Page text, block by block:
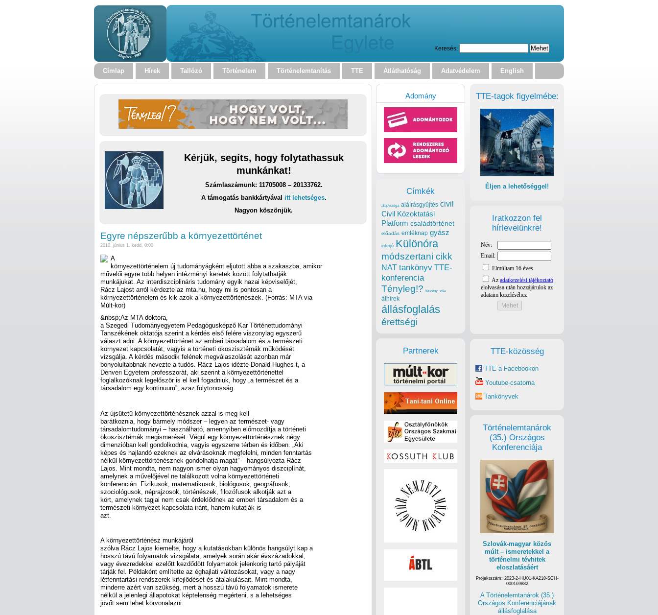
Keresés:
Címlap Hírek Tallózó Történelem Történelemtanítás TTE Átláthatóság Adatvédelem English
Kérjük, segíts, hogy folytathassuk
munkánkat!
Számlaszámunk: 11705008 – 20133762.
A támogatás bankkártyával itt lehetséges.
Nagyon köszönjük.
Egyre népszerűbb a környezettörténet
2010. június 1. kedd, 0:00
A
környezettörténelem új tudományágként eljutott abba a szakaszba, amikor
művelői egyre több helyen intézményi keretek között folytathatják
munkájukat. Az interdiszciplináris tudomány egyik hazai képviselőjét,
Rácz Lajost arról kérdezte az mta.hu, hogy mi is pontosan a
környezettörténelem és kik azok a környezettörténészek. (Forrás: MTA via
Múlt-kor)
&nbsp;Az MTA doktora,
a Szegedi Tudományegyetem Pedagógusképző Kar Történettudományi
Tanszékének oktatója szerint a kérdés első felére viszonylag egyszerű
választ adni. A környezettörténet az emberi társadalom és a természeti
környezet kapcsolatát, vagyis a történeti ökoszisztémák működését
vizsgálja. A kérdés második felének megválaszolását azonban már
bonyolultabbnak nevezte a tudós. Rácz Lajos idézte Donald Hughes-t, a
Denveri Egyetem professzorát, aki szerint a környezettörténettel
foglalkozóknak legelőször is el kell fogadniuk, hogy „a természet és a
társadalom egy kontinuum”, azaz folytonosság.
Az újsütetű környezettörténésznek azzal is meg kell
barátkoznia, hogy bármely módszer – legyen az természet- vagy
társadalomtudományi – használható, amennyiben előmozdítja a történeti
ökoszisztémák megismerését. Végül egy környezettörténésznek négy
dimenzióban kell gondolkodnia, vagyis egyszerre térben és időben. „Aki
képes és hajlandó ezeknek az elvárásoknak megfelelni, minden fenntartás
nélkül környezettörténésznek gondolhatja magát” – hangsúlyozta Rácz
Lajos. Mint mondta, nem nagyon ismer olyan hagyományos diszciplínát,
amelynek a művelőjével ne találkozott volna környezettörténeti
konferencián. Fizikusok, matematikusok, biológusok, geográfusok,
szociológusok, néprajzosok, történészek, filozófusok alkotják azt a
kört, amelynek tagjai nem csak érdeklődnek az emberi társadalom és a
természeti környezet kapcsolata iránt, hanem kutatják is
azt.
A környezettörténész munkájáról
szólva Rácz Lajos kiemelte, hogy a kutatásokban különös hangsúlyt kap a
hosszú távú folyamatok vizsgálata, amelyek során akár évszázadokkal,
vagy évezredekkel ezelőtt kezdődött folyamatok jelenkorig tartó pályáját
tárják fel. Példaként említette az éghajlati változásokat, vagy a nagy
létfenntartási rendszerek kifejlődését és átalakulásait. Mint mondta,
minderre azért van szükség, mert a hosszú távú folyamatok ismerete
nélkül a jelenlegi állapotokat képtelenség megérteni, s a lehetséges
jövőt sem lehet körvonalazni.
TTE-tagok figyelmébe:
Éljen a lehetőséggel!
Iratkozzon fel
hírlevelünkre!
TTE-közösség
TTE a Facebookon
Youtube-csatorna
Tankönyvek
Történelemtanárok
(35.) Országos
Konferenciája
Szlovák-magyar közös
múlt – ismeretekkel a
történelmi tévhitek
eloszlatásáért
Projektszám: 2023-2-HU01-KA210-SCH-
000169882
A Történelemtanárok (35.)
Országos Konferenciájának
állásfoglalása
Adomány
Címkék
alapvizsga aláírásgyűjtés civil
Civil Közoktatási
Platform családtörténet
előadás emléknap gyász
interjú Különóra
módszertani cikk
NAT tankönyv TTE-
konferencia
Tényleg!? törvény vita
álhírek
állásfoglalás
érettségi
Partnerek